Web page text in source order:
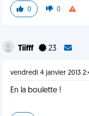
0 0
Tiifff 23
vendredi 4 janvier 2013
En la boulette !